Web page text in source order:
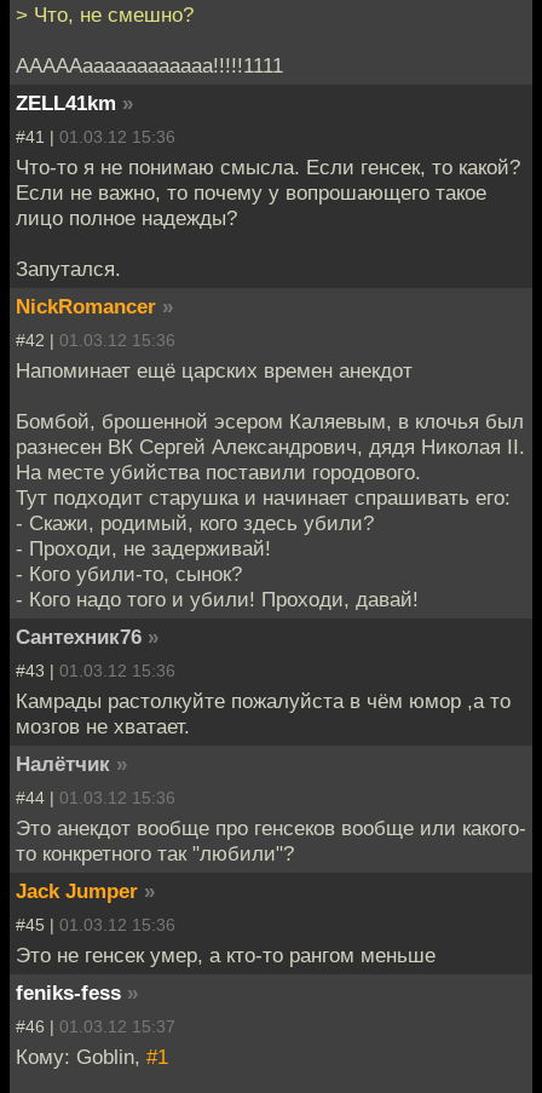
> Что, не смешно?
АААААаааааааааааа!!!!!1111
ZELL41km »
#41 | 01.03.12 15:36
Что-то я не понимаю смысла. Если генсек, то какой?
Если не важно, то почему у вопрошающего такое
лицо полное надежды?
Запутался.
NickRomancer »
#42 | 01.03.12 15:36
Напоминает ещё царских времен анекдот
Бомбой, брошенной эсером Каляевым, в клочья был
разнесен ВК Сергей Александрович, дядя Николая II.
На месте убийства поставили городового.
Тут подходит старушка и начинает спрашивать его:
- Скажи, родимый, кого здесь убили?
- Проходи, не задерживай!
- Кого убили-то, сынок?
- Кого надо того и убили! Проходи, давай!
Сантехник76 »
#43 | 01.03.12 15:36
Камрады растолкуйте пожалуйста в чём юмор ,а то
мозгов не хватает.
Налётчик »
#44 | 01.03.12 15:36
Это анекдот вообще про генсеков вообще или какого-
то конкретного так "любили"?
Jack Jumper »
#45 | 01.03.12 15:36
Это не генсек умер, а кто-то рангом меньше
feniks-fess »
#46 | 01.03.12 15:37
Кому: Goblin, #1